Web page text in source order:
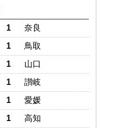
1
奈良
1
鳥取
1
山口
1
讃岐
1
愛媛
1
高知